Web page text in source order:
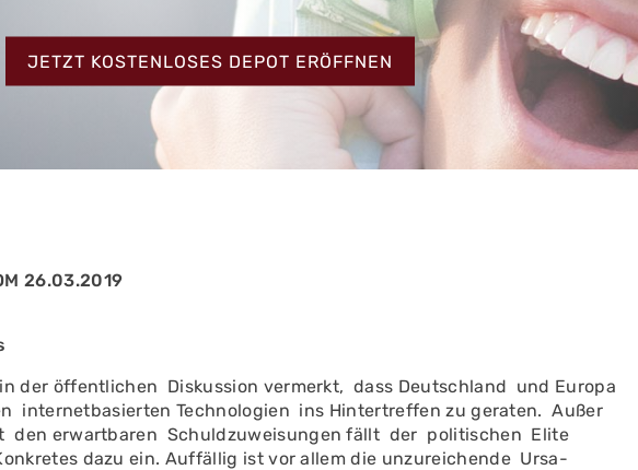
JETZT KOSTENLOSES DEPOT ERÖFFNEN
MEHR ERFAHREN
ZUM TESTBERICHT
MEHR ERFAHREN
26.03.2019
der öffentlichen Diskussion vermerkt, dass Deutschland und Europa
internetbasierten Tech­nologien ins Hintertreffen zu geraten. Außer
den erwartbaren Schuldzuweisungen fällt der politischen Elite
dazu ein. Auffällig ist vor allem die unzureichende Ursa­